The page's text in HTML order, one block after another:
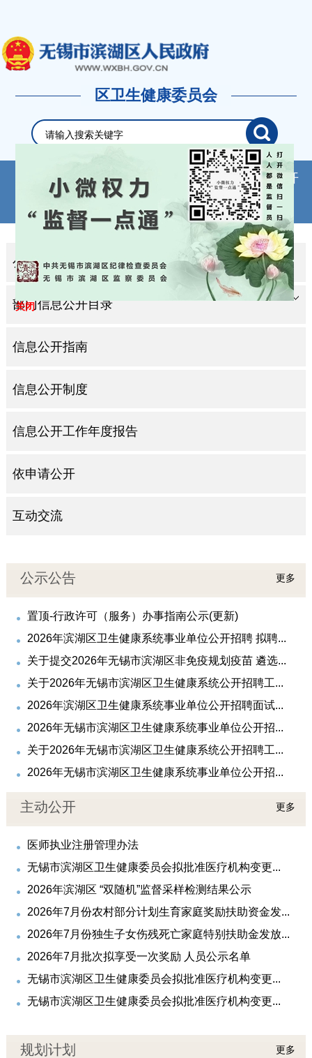
区卫生健康委员会
首页 新闻中心 政府信息公开
政务服务 政民互动 专题专栏
公示公告
部门信息公开目录
信息公开指南
信息公开制度
信息公开工作年度报告
依申请公开
互动交流
公示公告 更多
置顶-行政许可（服务）办事指南公示(更新)
2026年滨湖区卫生健康系统事业单位公开招聘 拟聘...
关于提交2026年无锡市滨湖区非免疫规划疫苗 遴选...
关于2026年无锡市滨湖区卫生健康系统公开招聘工...
2026年滨湖区卫生健康系统事业单位公开招聘面试...
2026年无锡市滨湖区卫生健康系统事业单位公开招...
关于2026年无锡市滨湖区卫生健康系统公开招聘工...
2026年无锡市滨湖区卫生健康系统事业单位公开招...
主动公开 更多
医师执业注册管理办法
无锡市滨湖区卫生健康委员会拟批准医疗机构变更...
2026年滨湖区 “双随机”监督采样检测结果公示
2026年7月份农村部分计划生育家庭奖励扶助资金发...
2026年7月份独生子女伤残死亡家庭特别扶助金发放...
2026年7月批次拟享受一次奖励 人员公示名单
无锡市滨湖区卫生健康委员会拟批准医疗机构变更...
无锡市滨湖区卫生健康委员会拟批准医疗机构变更...
规划计划 更多